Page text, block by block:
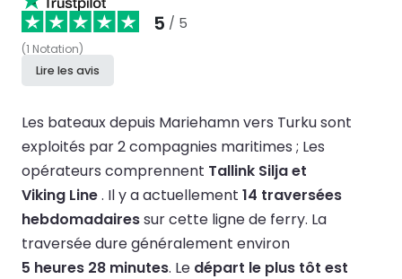
5 / 5
(1 Notation)
Lire les avis
Les bateaux depuis Mariehamn vers Turku sont
exploités par 2 compagnies maritimes ; Les
opérateurs comprennent Tallink Silja et
Viking Line. Il y a actuellement 14 traversées
hebdomadairessur cette ligne de ferry. La
traversée dure généralement environ
5 heures 28 minutes. Le départ le plus tôt est